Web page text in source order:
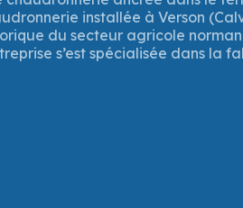
2025, la Région Normandie
financier à destination de
(Calvados). Un prêt à taux